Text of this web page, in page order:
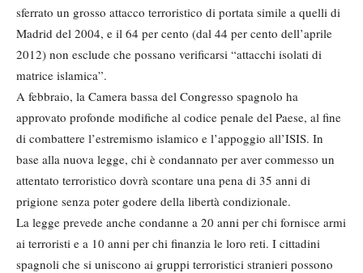
sferrato un grosso attacco terroristico di portata simile a quelli di
Madrid del 2004, e il 64 per cento (dal 44 per cento dell’aprile
2012) non esclude che possano verificarsi “attacchi isolati di
matrice islamica”.
A febbraio, la Camera bassa del Congresso spagnolo ha
approvato profonde modifiche al codice penale del Paese, al fine
di combattere l’estremismo islamico e l’appoggio all’ISIS. In
base alla nuova legge, chi è condannato per aver commesso un
attentato terroristico dovrà scontare una pena di 35 anni di
prigione senza poter godere della libertà condizionale.
La legge prevede anche condanne a 20 anni per chi fornisce armi
ai terroristi e a 10 anni per chi finanzia le loro reti. I cittadini
spagnoli che si uniscono ai gruppi terroristici stranieri possono